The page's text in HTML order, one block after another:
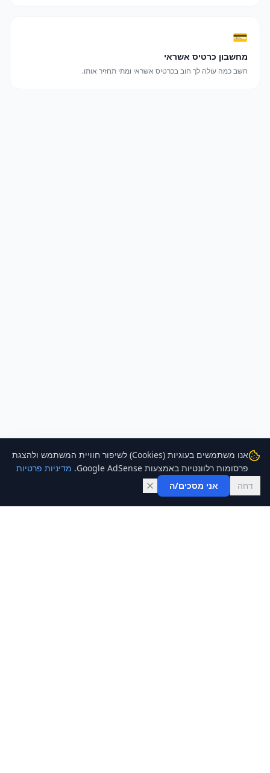
💳
מחשבון כרטיס אשראי
חשב כמה עולה לך חוב בכרטיס אשראי ומתי תחזיר אותו.
אנו משתמשים בעוגיות (Cookies) לשיפור חוויית המשתמש ולהצגת
פרסומות רלוונטיות באמצעות Google AdSense.
מדיניות פרטיות
דחה
אני מסכים/ה